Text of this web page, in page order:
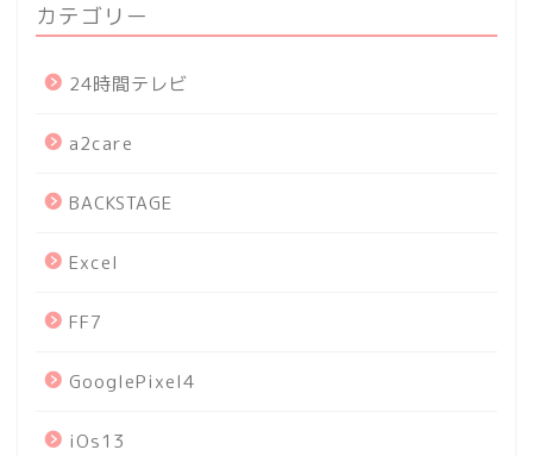
カテゴリー
24時間テレビ
a2care
BACKSTAGE
Excel
FF7
GooglePixel4
iOs13